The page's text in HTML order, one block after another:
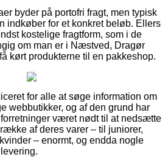
byder på portofri fragt, men typisk
indkøber for et konkret beløb. Ellers
kostelige fragtform, som i de
om man er i Næstved, Dragør
kørt produkterne til en pakkeshop.
for alle at søge information om
webbutikker, og af den grund har
været nødt til at nedsætte
af deres varer – til juniorer,
– enormt, og endda nogle